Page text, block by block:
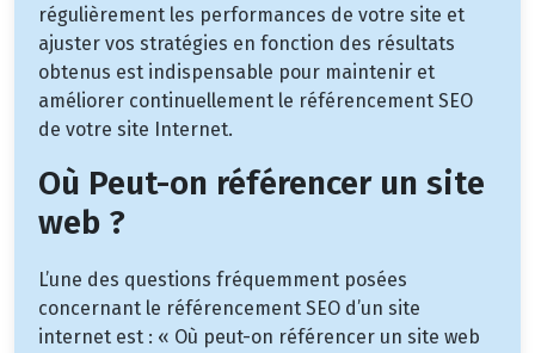
régulièrement les performances de votre site et
ajuster vos stratégies en fonction des résultats
obtenus est indispensable pour maintenir et
améliorer continuellement le référencement SEO
de votre site Internet.
Où Peut-on référencer un site
web ?
L’une des questions fréquemment posées
concernant le référencement SEO d’un site
internet est : « Où peut-on référencer un site web